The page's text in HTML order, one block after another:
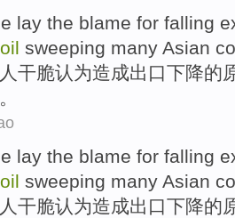
lay the blame for falling
sweeping many Asian
人干脆认为造成出口下降的
。
lay the blame for falling
sweeping many Asian
人干脆认为造成出口下降的